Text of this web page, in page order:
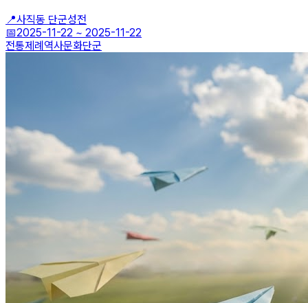
📍사직동 단군성전
📅2025-11-22 ~ 2025-11-22
전통제례역사문화단군